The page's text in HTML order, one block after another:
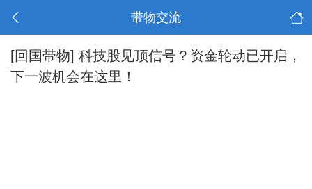
带物交流
[回国带物] 科技股见顶信号？资金轮动已开启，
下一波机会在这里！